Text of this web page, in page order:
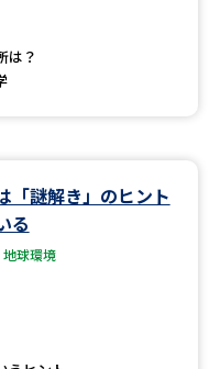
は？
「謎解き」のヒント
る
球環境